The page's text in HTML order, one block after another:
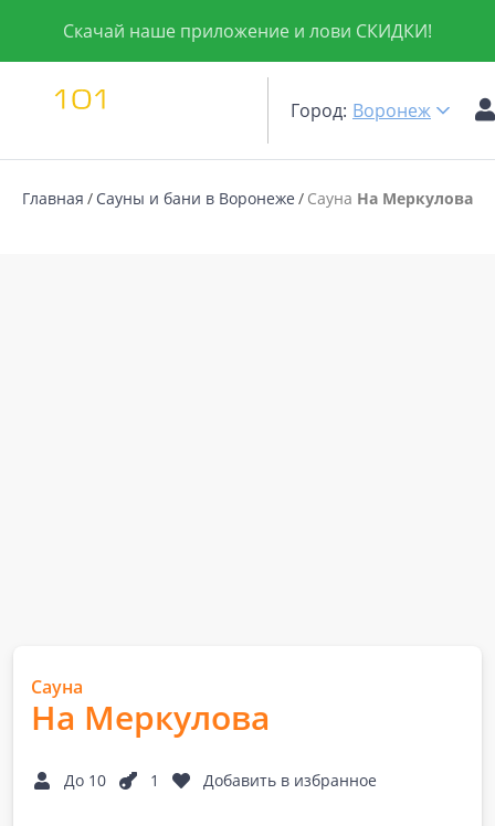
Скачай наше приложение и лови СКИДКИ!
Город: Воронеж
Главная Сауны и бани в Воронеже Сауна На Меркулова
Сауна
На Меркулова
До 10 1 Добавить в избранное